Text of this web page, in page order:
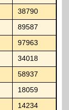
38790
89587
97963
34018
58937
18059
14234